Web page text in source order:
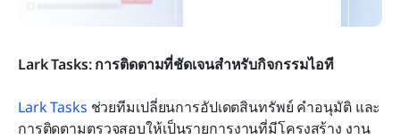
Lark Tasks: การติดตามที่ชัดเจนสำหรับกิจกรรมไอที
Lark Tasks ช่วยทีมเปลี่ยนการอัปเดตสินทรัพย์ คำอนุมัติ และ
การติดตามตรวจสอบให้เป็นรายการงานที่มีโครงสร้าง งาน